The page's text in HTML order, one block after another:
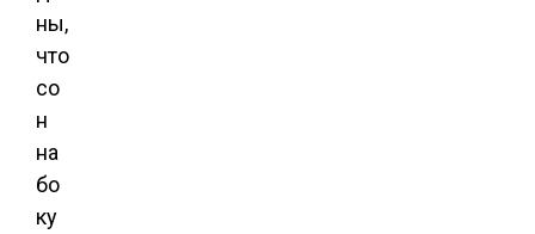
ны,
что
со
н
на
бо
ку